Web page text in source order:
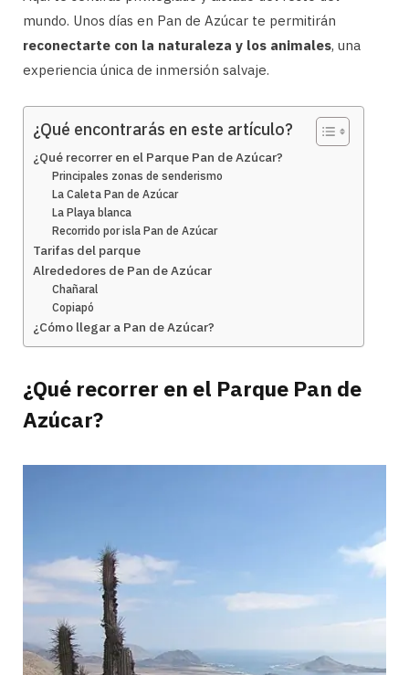
mundo. Unos días en Pan de Azúcar te permitirán
reconectarte con la naturaleza y los animales, una
experiencia única de inmersión salvaje.
¿Qué encontrarás en este artículo?
¿Qué recorrer en el Parque Pan de Azúcar?
Principales zonas de senderismo
La Caleta Pan de Azúcar
La Playa blanca
Recorrido por isla Pan de Azúcar
Tarifas del parque
Alrededores de Pan de Azúcar
Chañaral
Copiapó
¿Cómo llegar a Pan de Azúcar?
¿Qué recorrer en el Parque Pan de
Azúcar?